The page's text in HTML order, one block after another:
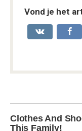
Vond je het